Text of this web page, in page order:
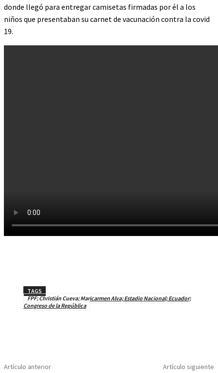
donde llegó para entregar camisetas firmadas por él a los
niños que presentaban su carnet de vacunación contra la covid
19.
TAGS
FPF; Christián Cueva; Maricarmen Alva; Estadio Nacional; Ecuador;
Congreso de la República
Artículo anterior Artículo siguiente